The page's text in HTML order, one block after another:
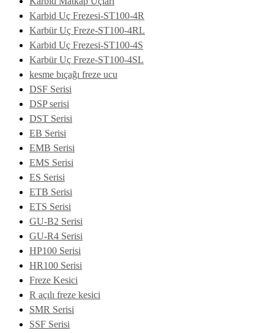
Karbid Uç Frezesi-ST100-4R
Karbür Uç Freze-ST100-4RL
Karbid Uç Frezesi-ST100-4S
Karbür Uç Freze-ST100-4SL
kesme bıçağı freze ucu
DSF Serisi
DSP serisi
DST Serisi
EB Serisi
EMB Serisi
EMS Serisi
ES Serisi
ETB Serisi
ETS Serisi
GU-B2 Serisi
GU-R4 Serisi
HP100 Serisi
HR100 Serisi
Freze Kesici
R açılı freze kesici
SMR Serisi
SSF Serisi